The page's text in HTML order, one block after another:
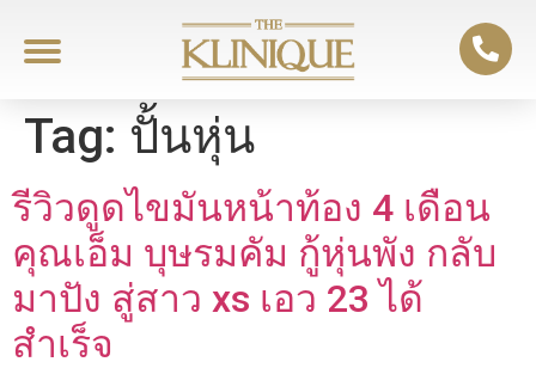
Tag: ปั้นหุ่น
รีวิวดูดไขมันหน้าท้อง 4 เดือน
คุณเอ็ม บุษรมคัม กู้หุ่นพัง กลับ
มาปัง สู่สาว xs เอว 23 ได้
สำเร็จ